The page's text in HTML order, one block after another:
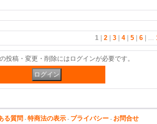
1 2 3 4| 5 6 ...
投稿・変更・削除にはログインが必要です。
る質問 - 特商法の表示 - プライバシー - お問合せ